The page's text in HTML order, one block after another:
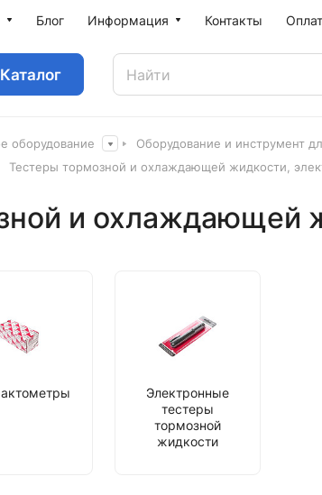
Блог Информация Контакты
Каталог
оборудование Оборудование и инструмент
Тестеры тормозной и охлаждающей жидкости,
и охлаждающей
Электронные
тестеры
тормозной
жидкости